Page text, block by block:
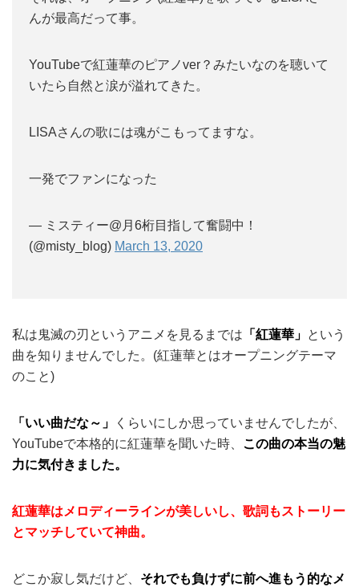
んが最高だって事。
YouTubeで紅蓮華のピアノver？みたいなのを聴いて
いたら自然と涙が溢れてきた。
LISAさんの歌には魂がこもってますな。
一発でファンになった
— ミスティー@月6桁目指して奮闘中！
(@misty_blog) March 13, 2020
私は鬼滅の刃というアニメを見るまでは 「紅蓮華」 という
曲を知りませんでした。(紅蓮華とはオープニングテーマ
のこと)
「いい曲だな～」
くらいにしか思っていませんでしたが、
YouTubeで本格的に紅蓮華を聞いた時、 この曲の本当の魅
力に気付きました。
紅蓮華はメロディーラインが美しいし、歌詞もストーリー
とマッチしていて神曲。
どこか寂し気だけど、 それでも負けずに前へ進もう的なメ